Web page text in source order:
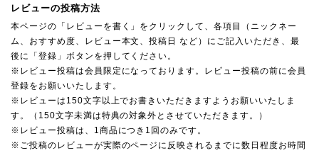
レビューの投稿方法
本ページの「レビューを書く」をクリックして、各項目（ニックネー
ム、おすすめ度、レビュー本文、投稿日 など）にご記入いただき、最
後に「登録」ボタンを押してください。
※レビュー投稿は会員限定になっております。レビュー投稿の前に会員
登録をお願いいたします。
※レビューは150文字以上でお書きいただきますようお願いいたしま
す。（150文字未満は特典の対象外とさせていただきます。）
※レビュー投稿は、1商品につき1回のみです。
※ご投稿のレビューが実際のページに反映されるまでに数日程度お時間